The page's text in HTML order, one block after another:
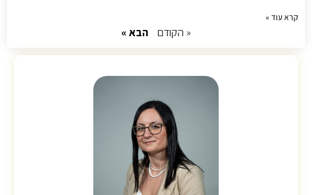
קרא עוד »
« הקודם הבא »